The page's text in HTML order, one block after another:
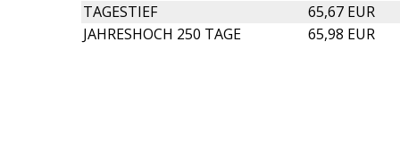
TAGESTIEF
65,67 EUR
JAHRESHOCH 250 TAGE
65,98 EUR